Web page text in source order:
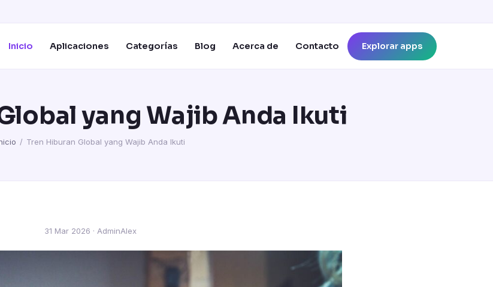
Inicio Aplicaciones Categorías Blog Acerca de Contacto Explorar apps
yang Wajib Anda Ikuti
/ Tren Hiburan Global yang Wajib Anda Ikuti
31 Mar 2026 · AdminAlex